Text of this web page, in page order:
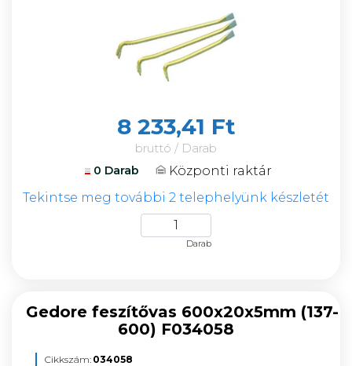
8 233,41 Ft
bruttó / Darab
0 Darab
Központi raktár
Tekintse meg további 2 telephelyünk készletét
Darab
Gedore feszítővas 600x20x5mm (137-
600) F034058
Cikkszám: 034058